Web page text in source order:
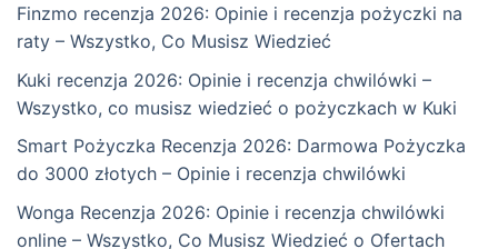
Finzmo recenzja 2026: Opinie i recenzja pożyczki na
raty – Wszystko, Co Musisz Wiedzieć
Kuki recenzja 2026: Opinie i recenzja chwilówki –
Wszystko, co musisz wiedzieć o pożyczkach w Kuki
Smart Pożyczka Recenzja 2026: Darmowa Pożyczka
do 3000 złotych – Opinie i recenzja chwilówki
Wonga Recenzja 2026: Opinie i recenzja chwilówki
online – Wszystko, Co Musisz Wiedzieć o Ofertach